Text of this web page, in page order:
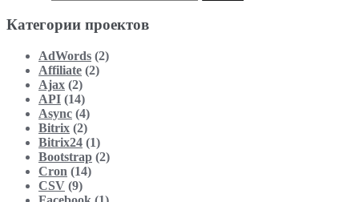
Категории проектов
AdWords (2)
Affiliate (2)
Ajax (2)
API (14)
Async (4)
Bitrix (2)
Bitrix24 (1)
Bootstrap (2)
Cron (14)
CSV (9)